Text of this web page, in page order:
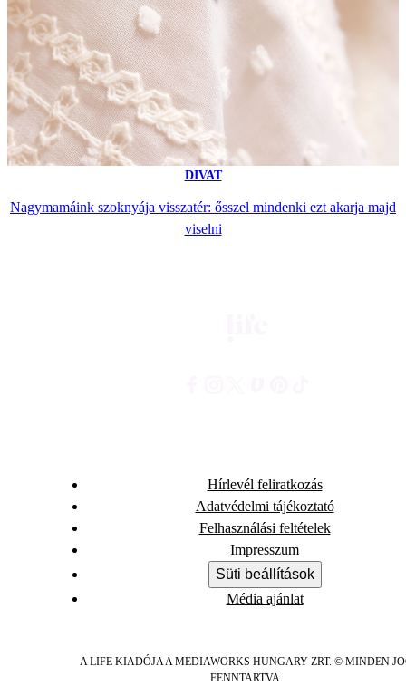
DIVAT
Nagymamáink szoknyája visszatér: ősszel mindenki ezt akarja majd
viselni
Hírlevél feliratkozás
Adatvédelmi tájékoztató
Felhasználási feltételek
Impresszum
Süti beállítások
Média ajánlat
A LIFE KIADÓJA A MEDIAWORKS HUNGARY ZRT. © MINDEN
FENNTARTVA.